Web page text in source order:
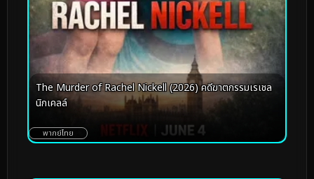
The Murder of Rachel Nickell (2026) คดีฆาตกรรมเรเชล
นิกเคลล์
พากย์ไทย